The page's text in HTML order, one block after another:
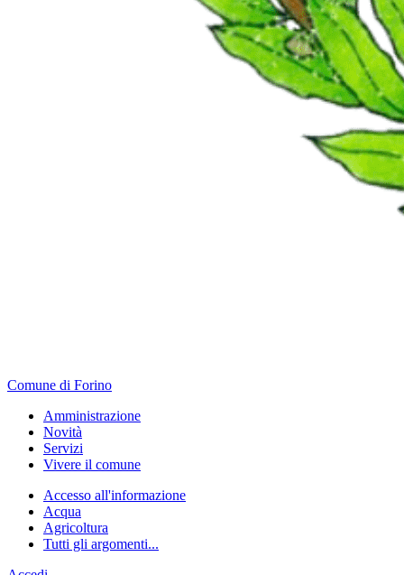
Comune di Forino
Amministrazione
Novità
Servizi
Vivere il comune
Accesso all'informazione
Acqua
Agricoltura
Tutti gli argomenti...